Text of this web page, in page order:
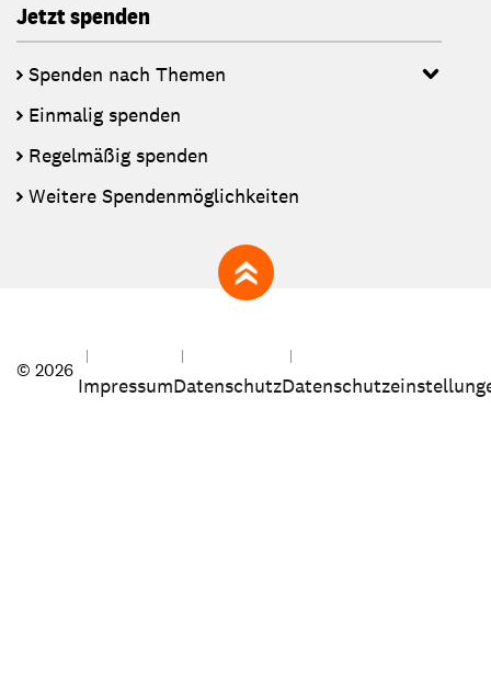
Jetzt spenden
Spenden nach Themen
Einmalig spenden
Regelmäßig spenden
Weitere Spendenmöglichkeiten
zum Seitenanfang
© 2026
ImpressumDatenschutz